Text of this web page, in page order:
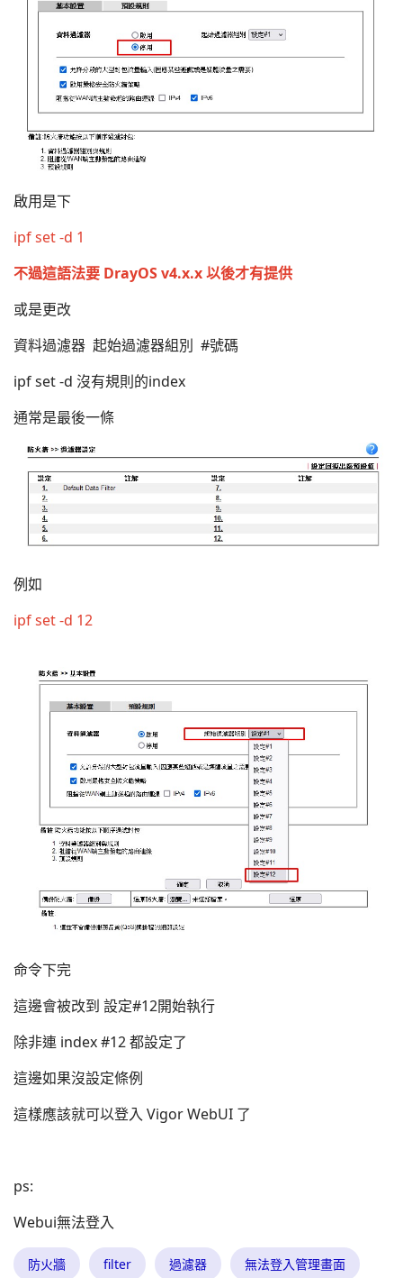
啟用是下
ipf set -d 1
不過這語法要 DrayOS v4.x.x 以後才有提供
或是更改
資料過濾器 起始過濾器組別 #號碼
ipf set -d 沒有規則的index
通常是最後一條
例如
ipf set -d 12
命令下完
這邊會被改到 設定#12開始執行
除非連 index #12 都設定了
這邊如果沒設定條例
這樣應該就可以登入 Vigor WebUI 了
ps:
Webui無法登入
防火牆 filter 過濾器 無法登入管理畫面